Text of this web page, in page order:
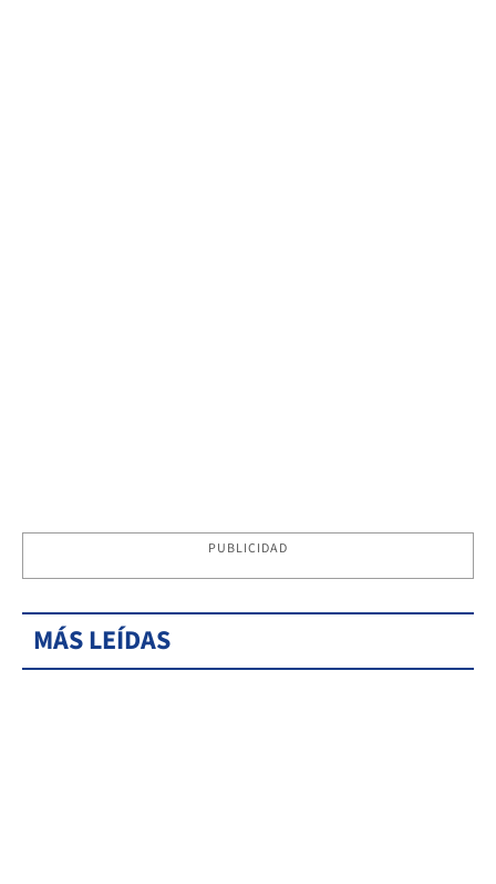
PUBLICIDAD
MÁS LEÍDAS